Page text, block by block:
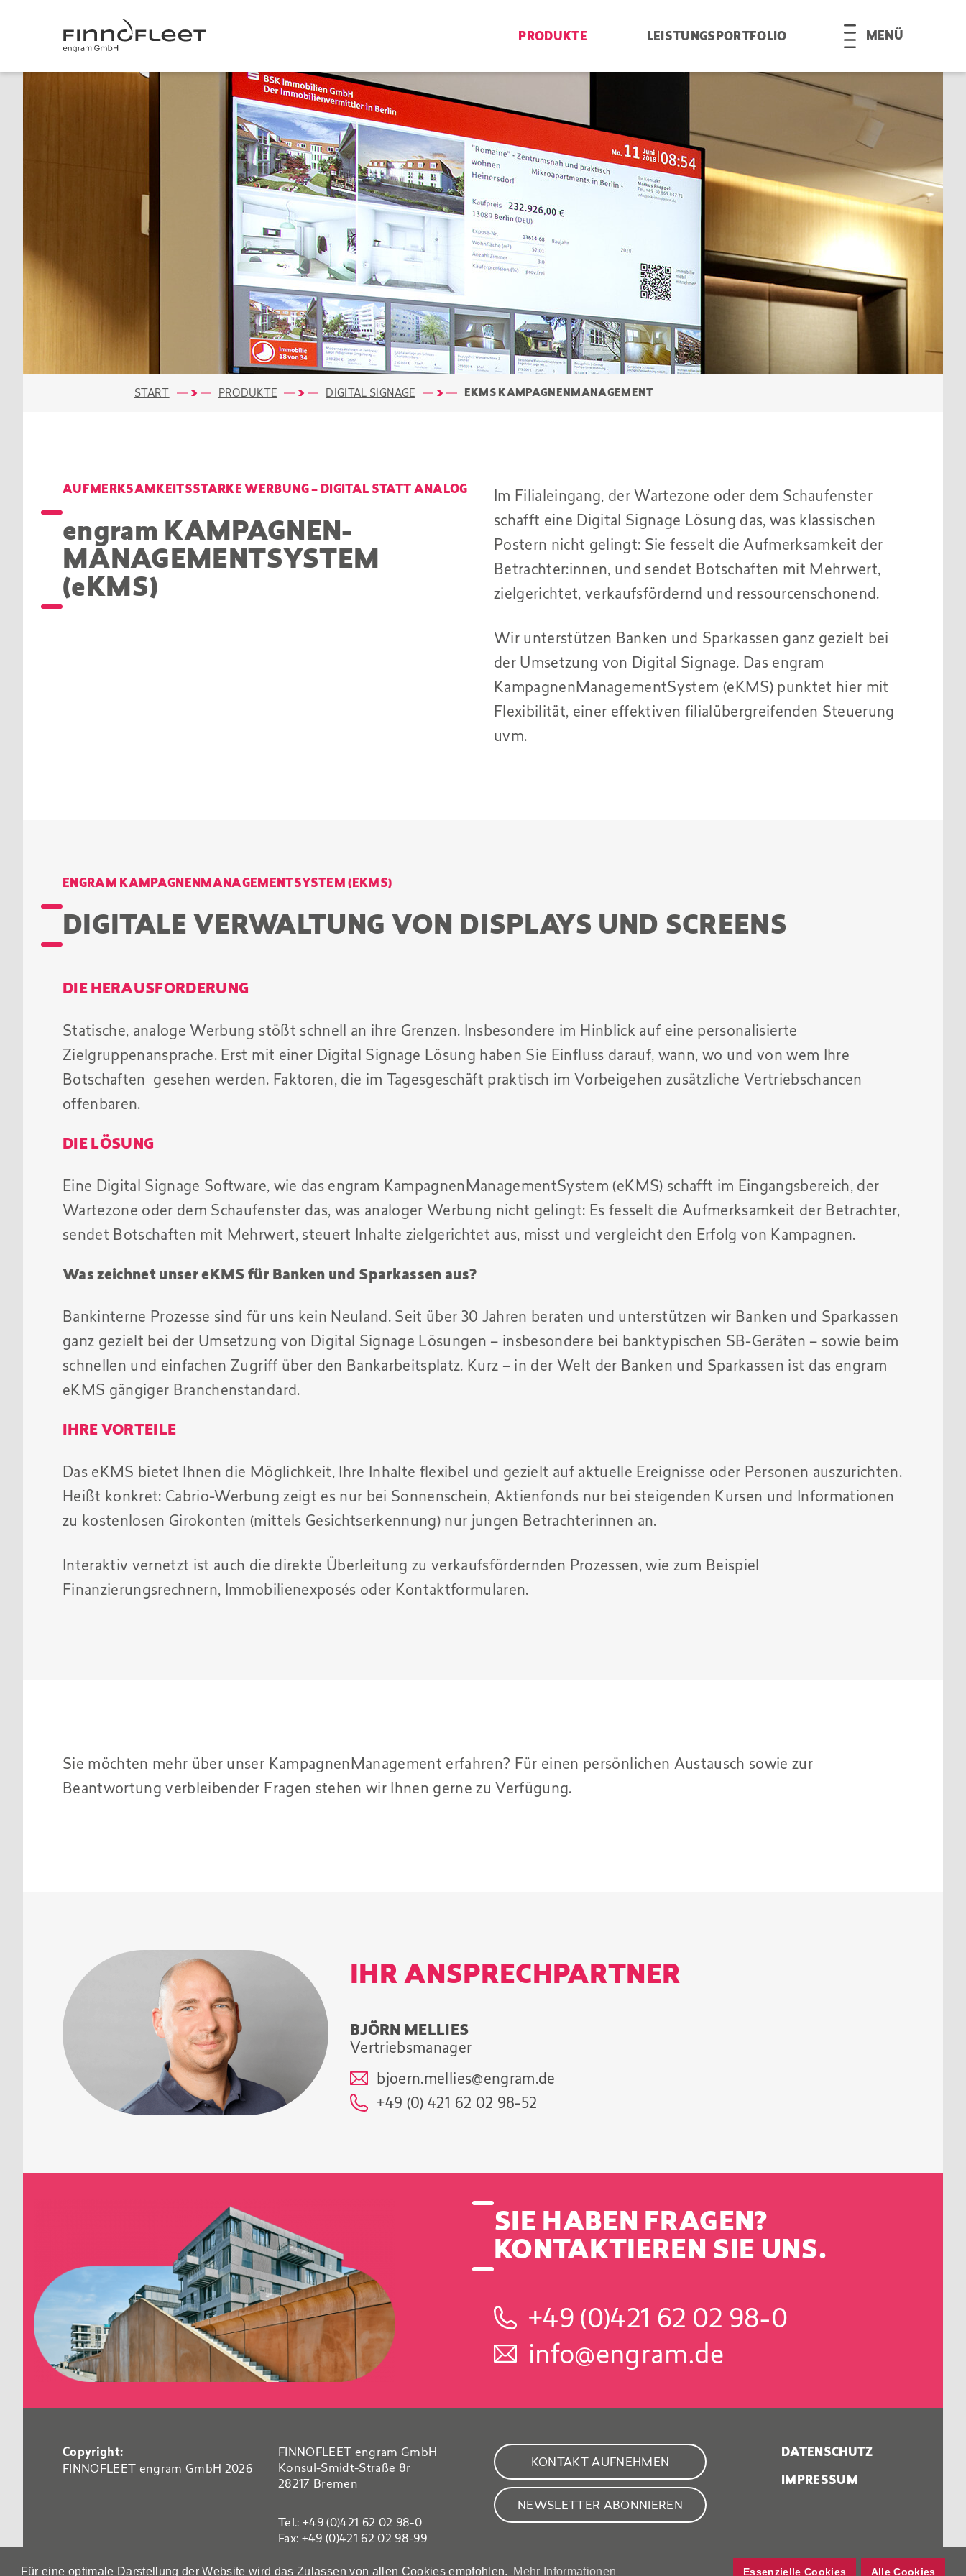
Für eine optimale Darstellung der Website wird das Zulassen von allen Cookies empfohlen. Mehr Informationen Essenzielle Cookies Alle Cookies
PRODUKTE LEISTUNGSPORTFOLIO MENÜ
START PRODUKTE DIGITAL SIGNAGE EKMS KAMPAGNEN­MANAGEMENT
AUFMERK­SAMKEITS­STARKE WERBUNG – DIGITAL STATT ANALOG
engram KAMPAGNEN­
MANAGEMENT­SYSTEM
(eKMS)
Im Filialeingang, der Wartezone oder dem Schaufenster
schafft eine Digital Signage Lösung das, was klassischen
Postern nicht gelingt: Sie fesselt die Aufmerksamkeit der
Betrachter:innen, und sendet Botschaften mit Mehrwert,
zielgerichtet, verkaufsfördernd und ressourcenschonend.
Wir unterstützen Banken und Sparkassen ganz gezielt bei
der Umsetzung von Digital Signage. Das engram
KampagnenManagementSystem (eKMS) punktet hier mit
Flexibilität, einer effektiven filialübergreifenden Steuerung
uvm.
ENGRAM KAMPAGNENMANAGEMENTSYSTEM (EKMS)
DIGITALE VERWALTUNG VON DISPLAYS UND SCREENS
DIE HERAUSFORDERUNG
Statische, analoge Werbung stößt schnell an ihre Grenzen. Insbesondere im Hinblick auf eine personalisierte
Zielgruppenansprache. Erst mit einer Digital Signage Lösung haben Sie Einfluss darauf, wann, wo und von wem Ihre
Botschaften gesehen werden. Faktoren, die im Tagesgeschäft praktisch im Vorbeigehen zusätzliche Vertriebschancen
offenbaren.
DIE LÖSUNG
Eine Digital Signage Software, wie das engram KampagnenManagementSystem (eKMS) schafft im Eingangsbereich, der
Wartezone oder dem Schaufenster das, was analoger Werbung nicht gelingt: Es fesselt die Aufmerksamkeit der Betrachter,
sendet Botschaften mit Mehrwert, steuert Inhalte zielgerichtet aus, misst und vergleicht den Erfolg von Kampagnen.
Was zeichnet unser eKMS für Banken und Sparkassen aus?
Bankinterne Prozesse sind für uns kein Neuland. Seit über 30 Jahren beraten und unterstützen wir Banken und Sparkassen
ganz gezielt bei der Umsetzung von Digital Signage Lösungen – insbesondere bei banktypischen SB-Geräten – sowie beim
schnellen und einfachen Zugriff über den Bankarbeitsplatz. Kurz – in der Welt der Banken und Sparkassen ist das engram
eKMS gängiger Branchenstandard.
IHRE VORTEILE
Das eKMS bietet Ihnen die Möglichkeit, Ihre Inhalte flexibel und gezielt auf aktuelle Ereignisse oder Personen auszurichten.
Heißt konkret: Cabrio-Werbung zeigt es nur bei Sonnenschein, Aktienfonds nur bei steigenden Kursen und Informationen
zu kostenlosen Girokonten (mittels Gesichtserkennung) nur jungen Betrachterinnen an.
Interaktiv vernetzt ist auch die direkte Überleitung zu verkaufsfördernden Prozessen, wie zum Beispiel
Finanzierungsrechnern, Immobilienexposés oder Kontaktformularen.
Sie möchten mehr über unser KampagnenManagement erfahren? Für einen persönlichen Austausch sowie zur
Beantwortung verbleibender Fragen stehen wir Ihnen gerne zu Verfügung.
IHR ANSPRECHPARTNER
BJÖRN MELLIES
Vertriebsmanager
bjoern.mellies@engram.de
+49 (0) 421 62 02 98-52
SIE HABEN FRAGEN?
KONTAKTIEREN SIE UNS.
+49 (0)421 62 02 98-0
info@engram.de
Copyright:
FINNOFLEET engram GmbH 2026
FINNOFLEET engram GmbH
Konsul-Smidt-Straße 8r
28217 Bremen
Tel.: +49 (0)421 62 02 98-0
Fax: +49 (0)421 62 02 98-99
KONTAKT AUFNEHMEN
NEWSLETTER ABONNIEREN
DATENSCHUTZ
IMPRESSUM